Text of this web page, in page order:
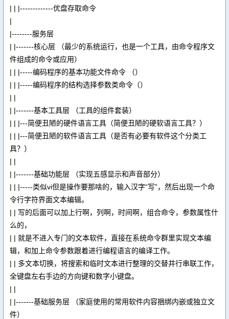
| | |-------------优盘存取命令
|
|--------服务层
| |-------核心层 （最少的系统运行，也是一个工具，由命令程序文
件组成的命令或应用）
| | |-----编码程序的基本功能文件命令 （）
| | |-----编码程序的结构选择参数类命令（）
| |
| |-------基本工具层 （工具的组件套装）
| | |---简便丑陋的硬件语言工具（简便丑陋的硬软语言工具？）
| | |---简便丑陋的软件语言工具（是否有必要有软件这个分类工
具？）
| |
| |-------基础功能层 （实现五感显示和声音部分）
| | |-----类似vi但是操作要那啥的，输入汉字“写”，然后出现一个命
令行字符界面文本编辑。
| | 写的后面可以加上行啊，列啊，时间啊，组合命令，参数属性什
么的，
| | 就是不进入专门的文本软件，直接在系统命令群里实现文本编
辑，和加上命令参数跟着进行编程语言的编译工作。
| | 多文本切换，将搜索和临时文本进行整理的交替并行串联工作，
全键盘左右手边的方向键和数字小键盘。
| |
| |-------基础服务层 （家庭使用的常用软件内容捆绑内嵌或独立文
件）